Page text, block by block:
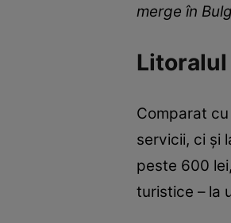
merge în
Comparat
servicii, ci și
peste 600
turistice – la